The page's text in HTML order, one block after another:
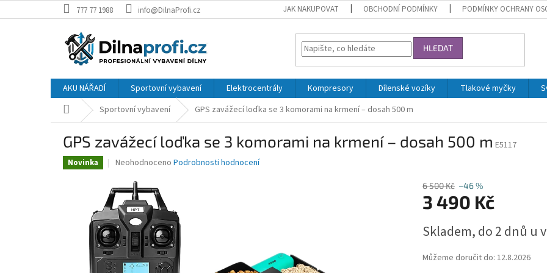
na
777 77 1988 info@DilnaProfi.cz JAK NAKUPOVAT OBCHODNÍ PODMÍNKY PODMÍNKY OCHRANY
HLEDAT
AKU NÁŘADÍ Sportovní vybavení Elektrocentrály Kompresory Dílenské vozíky Tlakové myčky
Domů Sportovní vybavení GPS zavážecí loďka se 3 komorami na krmení – dosah 500 m
GPS zavážecí loďka se 3 komorami na krmení – dosah 500 m E5117
Novinka
Průměrné
produktu
je
0,0
z
5
hvězdiček.
Neohodnoceno Podrobnosti hodnocení
6 500 Kč –46 %
3 490 Kč
cena:
Skladem, do 2 dnů u
Můžeme doručit do: 12.8.2026